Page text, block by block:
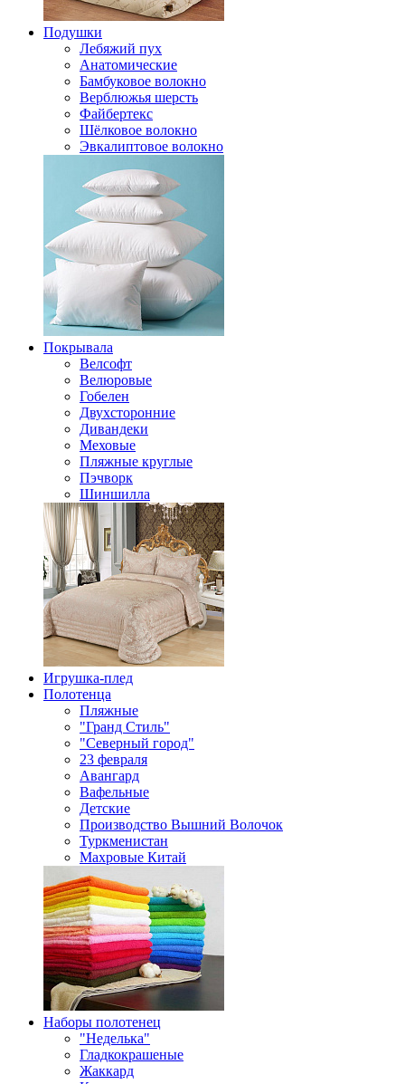
Подушки
Лебяжий пух
Анатомические
Бамбуковое волокно
Верблюжья шерсть
Файбертекс
Шёлковое волокно
Эвкалиптовое волокно
Покрывала
Велсофт
Велюровые
Гобелен
Двухсторонние
Дивандеки
Меховые
Пляжные круглые
Пэчворк
Шиншилла
Игрушка-плед
Полотенца
Пляжные
"Гранд Стиль"
"Северный город"
23 февраля
Авангард
Вафельные
Детские
Производство Вышний Волочок
Туркменистан
Махровые Китай
Наборы полотенец
"Неделька"
Гладкокрашеные
Жаккард